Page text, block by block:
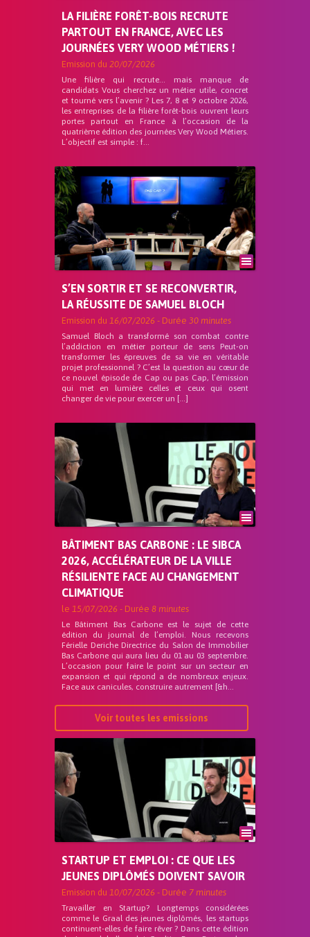
LA FILIÈRE FORÊT-BOIS RECRUTE
PARTOUT EN FRANCE, AVEC LES
JOURNÉES VERY WOOD MÉTIERS !
Emission du 20/07/2026
Une filière qui recrute… mais manque de
candidats Vous cherchez un métier utile, concret
et tourné vers l’avenir ? Les 7, 8 et 9 octobre 2026,
les entreprises de la filière forêt-bois ouvrent leurs
portes partout en France à l’occasion de la
quatrième édition des journées Very Wood Métiers.
L’objectif est simple : f...
S’EN SORTIR ET SE RECONVERTIR,
LA RÉUSSITE DE SAMUEL BLOCH
Emission du 16/07/2026 - Durée 30 minutes
Samuel Bloch a transformé son combat contre
l’addiction en métier porteur de sens Peut-on
transformer les épreuves de sa vie en véritable
projet professionnel ? C’est la question au cœur de
ce nouvel épisode de Cap ou pas Cap, l’émission
qui met en lumière celles et ceux qui osent
changer de vie pour exercer un […]
BÂTIMENT BAS CARBONE : LE SIBCA
2026, ACCÉLÉRATEUR DE LA VILLE
RÉSILIENTE FACE AU CHANGEMENT
CLIMATIQUE
le 15/07/2026 - Durée 8 minutes
Le Bâtiment Bas Carbone est le sujet de cette
édition du journal de l’emploi. Nous recevons
Férielle Deriche Directrice du Salon de Immobilier
Bas Carbone qui aura lieu du 01 au 03 septembre.
L’occasion pour faire le point sur un secteur en
expansion et qui répond a de nombreux enjeux.
Face aux canicules, construire autrement [&h...
Voir toutes les emissions
STARTUP ET EMPLOI : CE QUE LES
JEUNES DIPLÔMÉS DOIVENT SAVOIR
Emission du 10/07/2026 - Durée 7 minutes
Travailler en Startup? Longtemps considérées
comme le Graal des jeunes diplômés, les startups
continuent-elles de faire rêver ? Dans cette édition